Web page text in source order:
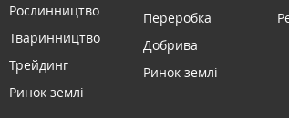
Рослинництво
Тваринництво
Трейдинг
Ринок землі
Переробка
Добрива
Ринок землі